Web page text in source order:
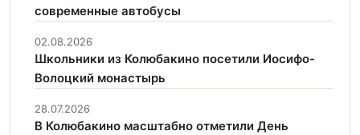
современные автобусы
02.08.2026
Школьники из Колюбакино посетили Иосифо-
Волоцкий монастырь
28.07.2026
В Колюбакино масштабно отметили День